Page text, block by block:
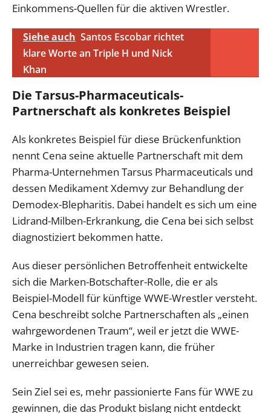
Einkommens-Quellen für die aktiven Wrestler.
Siehe auch Santos Escobar richtet
klare Worte an Triple H und Nick
Khan
Die Tarsus-Pharmaceuticals-
Partnerschaft als konkretes Beispiel
Als konkretes Beispiel für diese Brückenfunktion
nennt Cena seine aktuelle Partnerschaft mit dem
Pharma-Unternehmen Tarsus Pharmaceuticals und
dessen Medikament Xdemvy zur Behandlung der
Demodex-Blepharitis. Dabei handelt es sich um eine
Lidrand-Milben-Erkrankung, die Cena bei sich selbst
diagnostiziert bekommen hatte.
Aus dieser persönlichen Betroffenheit entwickelte
sich die Marken-Botschafter-Rolle, die er als
Beispiel-Modell für künftige WWE-Wrestler versteht.
Cena beschreibt solche Partnerschaften als „einen
wahrgewordenen Traum“, weil er jetzt die WWE-
Marke in Industrien tragen kann, die früher
unerreichbar gewesen seien.
Sein Ziel sei es, mehr passionierte Fans für WWE zu
gewinnen, die das Produkt bislang nicht entdeckt